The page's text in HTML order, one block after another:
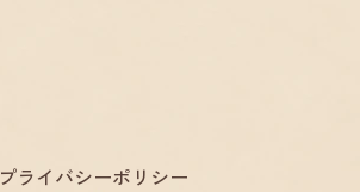
プライバシーポリシー